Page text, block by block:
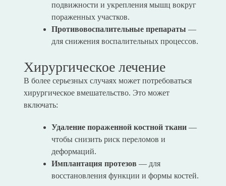
подвижности и укрепления мышц вокруг
пораженных участков.
Противовоспалительные препараты —
для снижения воспалительных процессов.
Хирургическое лечение
В более серьезных случаях может потребоваться
хирургическое вмешательство. Это может
включать:
Удаление пораженной костной ткани—
чтобы снизить риск переломов и
деформаций.
Имплантация протезов — для
восстановления функции и формы костей.